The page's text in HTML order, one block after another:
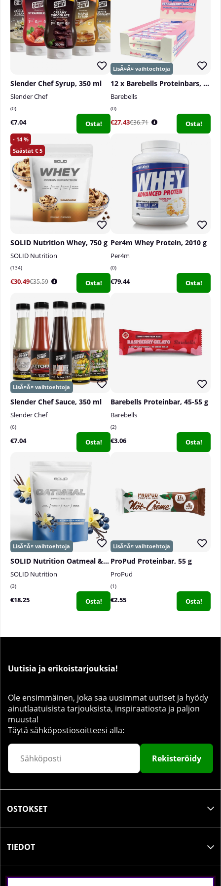
Suositeltu päiväannos:Ota 2 kapselia päivittäin.
Älä ylitä suositeltua päivittäisannosta.
Slender Chef Syrup, 350 ml
Slender Chef
0
€7.04 Osta!
12 x Barebells Proteinbars, 55 g
Barebells
0
€27.43€36.71 Osta!
14
5
SOLID Nutrition Whey, 750 g
SOLID Nutrition
134
€30.49€35.59 Osta!
Per4m Whey Protein, 2010 g
Per4m
0
€79.44 Osta!
Slender Chef Sauce, 350 ml
Slender Chef
6
€7.04 Osta!
Barebells Proteinbar, 45-55 g
Barebells
2
€3.06 Osta!
SOLID Nutrition Oatmeal & Protein Mix, 750 g
SOLID Nutrition
3
€18.25 Osta!
ProPud Proteinbar, 55 g
ProPud
1
€2.55 Osta!
Uutisia ja erikoistarjouksia!
Ole ensimmäinen, joka saa uusimmat uutiset ja hyödy
ainutlaatuisista tarjouksista, inspiraatiosta ja paljon
muusta!
Täytä sähköpostiosoitteesi alla:
Rekisteröidy
OSTOKSET
TIEDOT